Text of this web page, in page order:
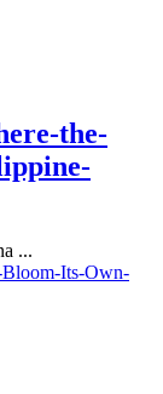
the-
...